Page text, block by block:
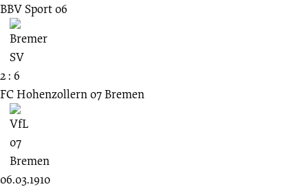
BBV Sport 06
2 : 6
FC Hohenzollern 07 Bremen
06.03.1910